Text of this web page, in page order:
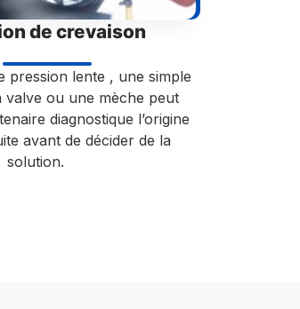
de crevaison
pression lente , une simple
valve ou une mèche peut
diagnostique l’origine
avant de décider de la
solution.